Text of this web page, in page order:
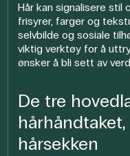
Hår kan signalisere
frisyrer, farger og
selvbilde og sosiale
viktig verktøy for å
ønsker å bli sett av
De tre
hårsekken